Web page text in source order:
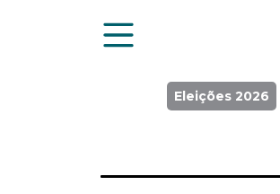
Eleições 2026